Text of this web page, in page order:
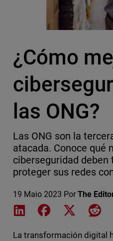
¿Cómo
las ONG?
Las ONG son la
atacada. Conoce qué
ciberseguridad deben
proteger sus redes
19 Maio 2023 Por The
Share on LinkedIn
Share onShare on X
La transformación digital